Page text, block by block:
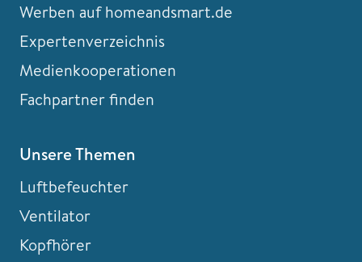
Werben auf homeandsmart.de
Expertenverzeichnis
Medienkooperationen
Fachpartner finden
Unsere Themen
Luftbefeuchter
Ventilator
Kopfhörer